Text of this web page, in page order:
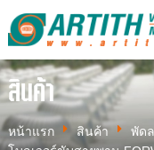
สินค้า
หน้าแรก สินค้า
พัด